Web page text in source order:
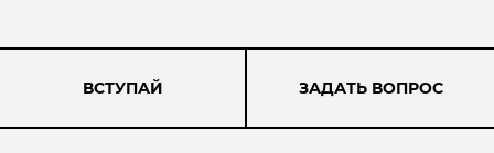
ВСТУПАЙ ЗАДАТЬ ВОПРОС